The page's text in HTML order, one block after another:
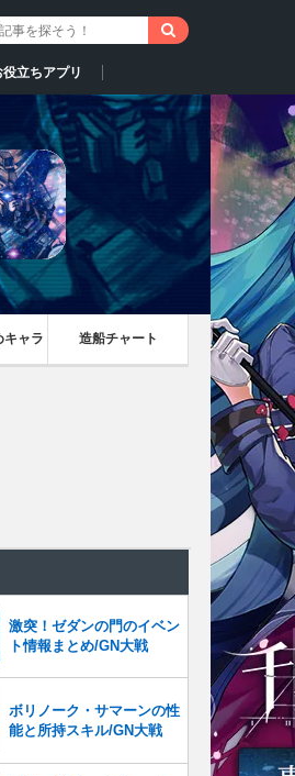
役立ちアプリ
キャラ 造船チャート
激突！ゼダンの門のイベン
ト情報まとめ/GN大戦
ボリノーク・サマーンの性
能と所持スキル/GN大戦